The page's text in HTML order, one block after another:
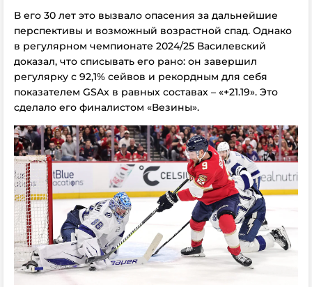
В его 30 лет это вызвало опасения за дальнейшие
перспективы и возможный возрастной спад. Однако
в регулярном чемпионате 2024/25 Василевский
доказал, что списывать его рано: он завершил
регулярку с 92,1% сейвов и рекордным для себя
показателем GSAx в равных составах – «+21.19». Это
сделало его финалистом «Везины».